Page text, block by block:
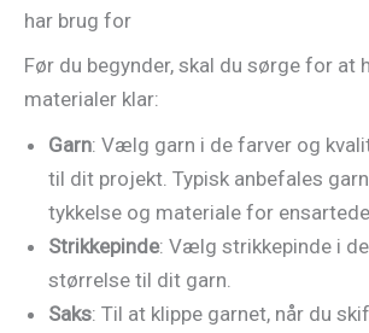
har brug for
Før du begynder, skal du sørge for at
materialer klar:
Garn: Vælg garn i de farver og
til dit projekt. Typisk anbefales
tykkelse og materiale for
Strikkepinde: Vælg strikkepinde i
størrelse til dit garn.
Saks: Til at klippe garnet, når du